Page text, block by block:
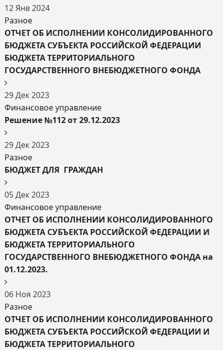
12Янв2024
Разное
ОТЧЕТ ОБ ИСПОЛНЕНИИ КОНСОЛИДИРОВАННОГО
БЮДЖЕТА СУБЪЕКТА РОССИЙСКОЙ ФЕДЕРАЦИИ
БЮДЖЕТА ТЕРРИТОРИАЛЬНОГО
ГОСУДАРСТВЕННОГО ВНЕБЮДЖЕТНОГО ФОНДА
29Дек2023
Финансовое управление
Решение №112 от 29.12.2023
29Дек2023
Разное
БЮДЖЕТ ДЛЯ ГРАЖДАН
05Дек2023
Финансовое управление
ОТЧЕТ ОБ ИСПОЛНЕНИИ КОНСОЛИДИРОВАННОГО
БЮДЖЕТА СУБЪЕКТА РОССИЙСКОЙ ФЕДЕРАЦИИ И
БЮДЖЕТА ТЕРРИТОРИАЛЬНОГО
ГОСУДАРСТВЕННОГО ВНЕБЮДЖЕТНОГО ФОНДА на
01.12.2023.
06 Ноя 2023
Разное
ОТЧЕТ ОБ ИСПОЛНЕНИИ КОНСОЛИДИРОВАННОГО
БЮДЖЕТА СУБЪЕКТА РОССИЙСКОЙ ФЕДЕРАЦИИ И
БЮДЖЕТА ТЕРРИТОРИАЛЬНОГО